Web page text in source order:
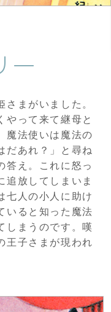
ー
まがいました。
やって来て継母と
魔法使いは魔法の
だあれ？」と尋ね
答え。これに怒っ
追放してしまいま
七人の小人に助け
いると知った魔法
しまうのです。嘆
王子さまが現われ